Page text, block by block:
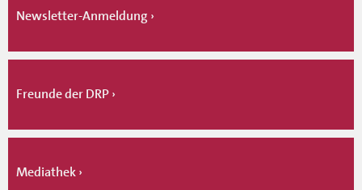
Newsletter-Anmeldung
Freunde der DRP
Mediathek